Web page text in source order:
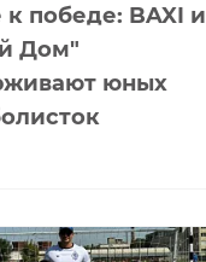
к победе: BAXI и
Дом"
юных